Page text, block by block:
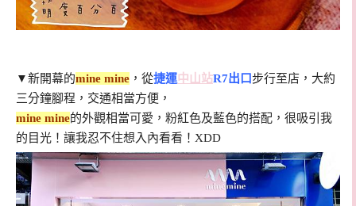
▼新開幕的mine mine ， 從捷運中山站R7出口步行至店，大約
三分鐘腳程，交通相當方便，
mine mine的外觀相當可愛，粉紅色及藍色的搭配，很吸引我
的目光！讓我忍不住想入內看看！XDD